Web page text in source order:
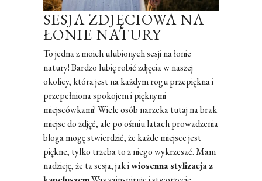
SESJA ZDJĘCIOWA NA
ŁONIE NATURY
To jedna z moich ulubionych sesji na łonie
natury! Bardzo lubię robić zdjęcia w naszej
okolicy, która jest na każdym rogu przepiękna i
przepełniona spokojem i pięknymi
miejscówkami! Wiele osób narzeka tutaj na brak
miejsc do zdjęć, ale po ośmiu latach prowadzenia
bloga mogę stwierdzić, że każde miejsce jest
piękne, tylko trzeba to z niego wykrzesać. Mam
nadzieję, że ta sesja, jak iwiosenna stylizacja z